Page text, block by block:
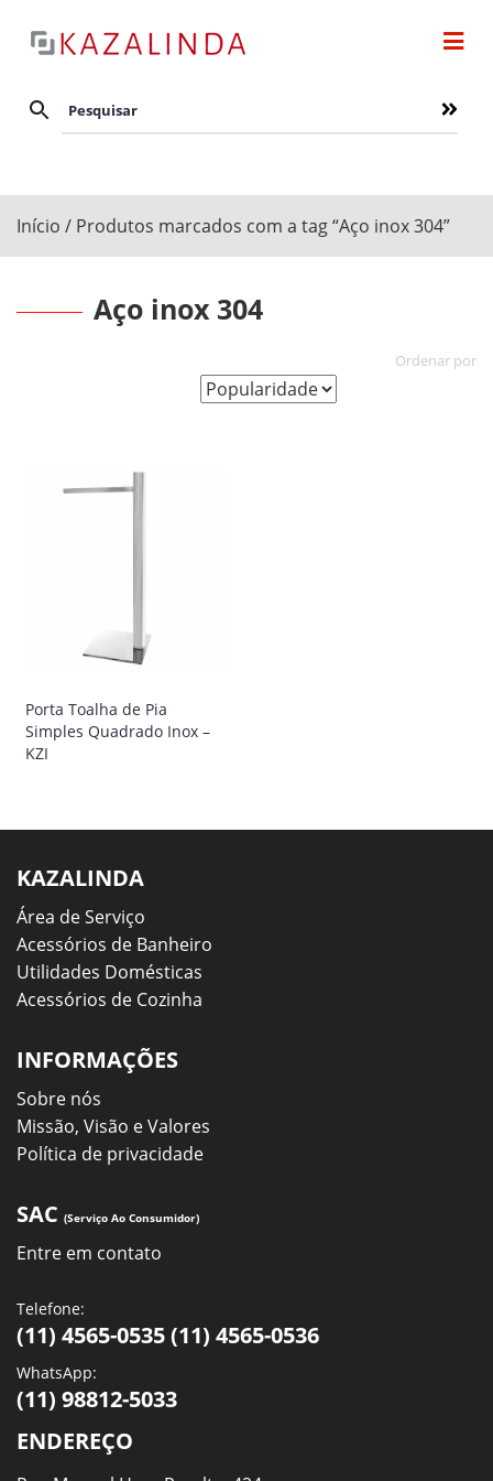
Início / Produtos marcados com a tag “Aço inox 304”
Aço inox 304
Porta Toalha de Pia
Simples Quadrado Inox –
KZI
KAZALINDA
Área de Serviço
Acessórios de Banheiro
Utilidades Domésticas
Acessórios de Cozinha
INFORMAÇÕES
Sobre nós
Missão, Visão e Valores
Política de privacidade
SAC (Serviço Ao Consumidor)
Entre em contato
Telefone:
(11) 4565-0535 (11) 4565-0536
WhatsApp:
(11) 98812-5033
ENDEREÇO